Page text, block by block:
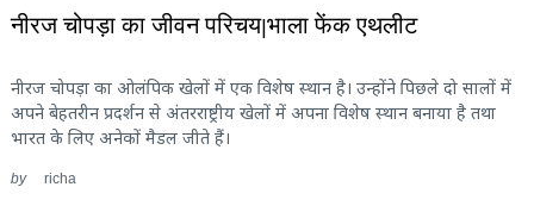
नीरज चोपड़ा का जीवन परिचय|भाला फेंक एथलीट
नीरज चोपड़ा का ओलंपिक खेलों में एक विशेष स्थान है। उन्होंने पिछले दो सालों में
अपने बेहतरीन प्रदर्शन से अंतरराष्ट्रीय खेलों में अपना विशेष स्थान बनाया है तथा
भारत के लिए अनेकों मैडल जीते हैं।
by richa